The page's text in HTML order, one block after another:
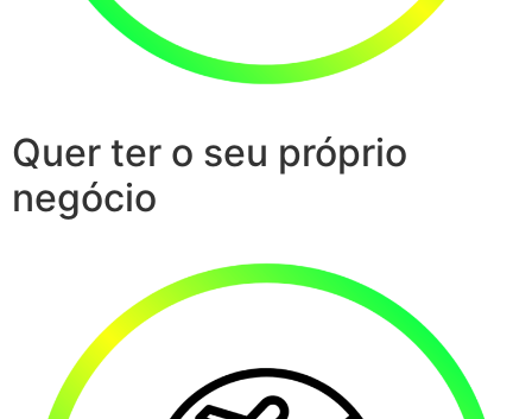
Quer ter o seu próprio
negócio